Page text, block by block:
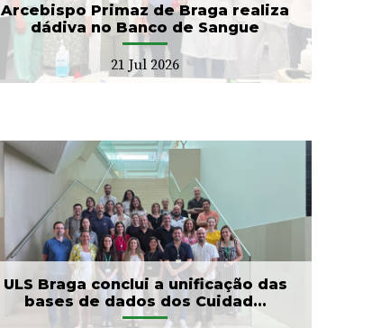
Arcebispo Primaz de Braga realiza
dádiva no Banco de Sangue
21 Jul 2026
ULS Braga conclui a unificação das
bases de dados dos Cuidad...